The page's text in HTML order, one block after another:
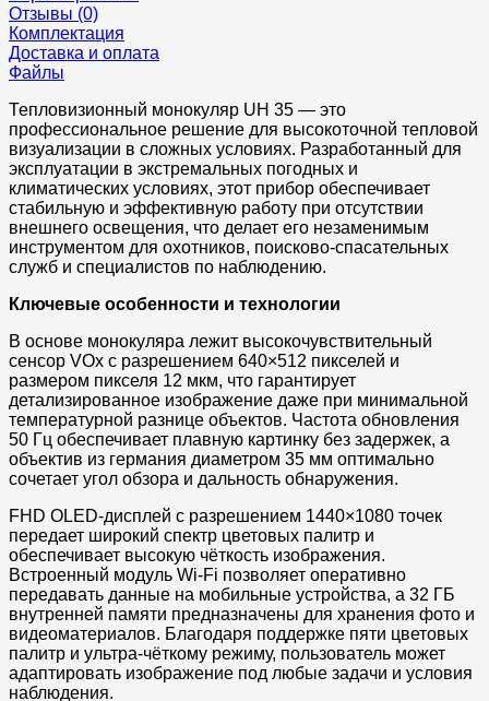
Отзывы (0)
Комплектация
Доставка и оплата
Файлы
Тепловизионный монокуляр UH 35 — это
профессиональное решение для высокоточной тепловой
визуализации в сложных условиях. Разработанный для
эксплуатации в экстремальных погодных и
климатических условиях, этот прибор обеспечивает
стабильную и эффективную работу при отсутствии
внешнего освещения, что делает его незаменимым
инструментом для охотников, поисково-спасательных
служб и специалистов по наблюдению.
Ключевые особенности и технологии
В основе монокуляра лежит высокочувствительный
сенсор VOx с разрешением 640×512 пикселей и
размером пикселя 12 мкм, что гарантирует
детализированное изображение даже при минимальной
температурной разнице объектов. Частота обновления
50 Гц обеспечивает плавную картинку без задержек, а
объектив из германия диаметром 35 мм оптимально
сочетает угол обзора и дальность обнаружения.
FHD OLED-дисплей с разрешением 1440×1080 точек
передает широкий спектр цветовых палитр и
обеспечивает высокую чёткость изображения.
Встроенный модуль Wi-Fi позволяет оперативно
передавать данные на мобильные устройства, а 32 ГБ
внутренней памяти предназначены для хранения фото и
видеоматериалов. Благодаря поддержке пяти цветовых
палитр и ультра-чёткому режиму, пользователь может
адаптировать изображение под любые задачи и условия
наблюдения.